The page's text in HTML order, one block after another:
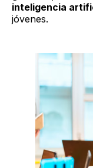
inteligencia
jóvenes.